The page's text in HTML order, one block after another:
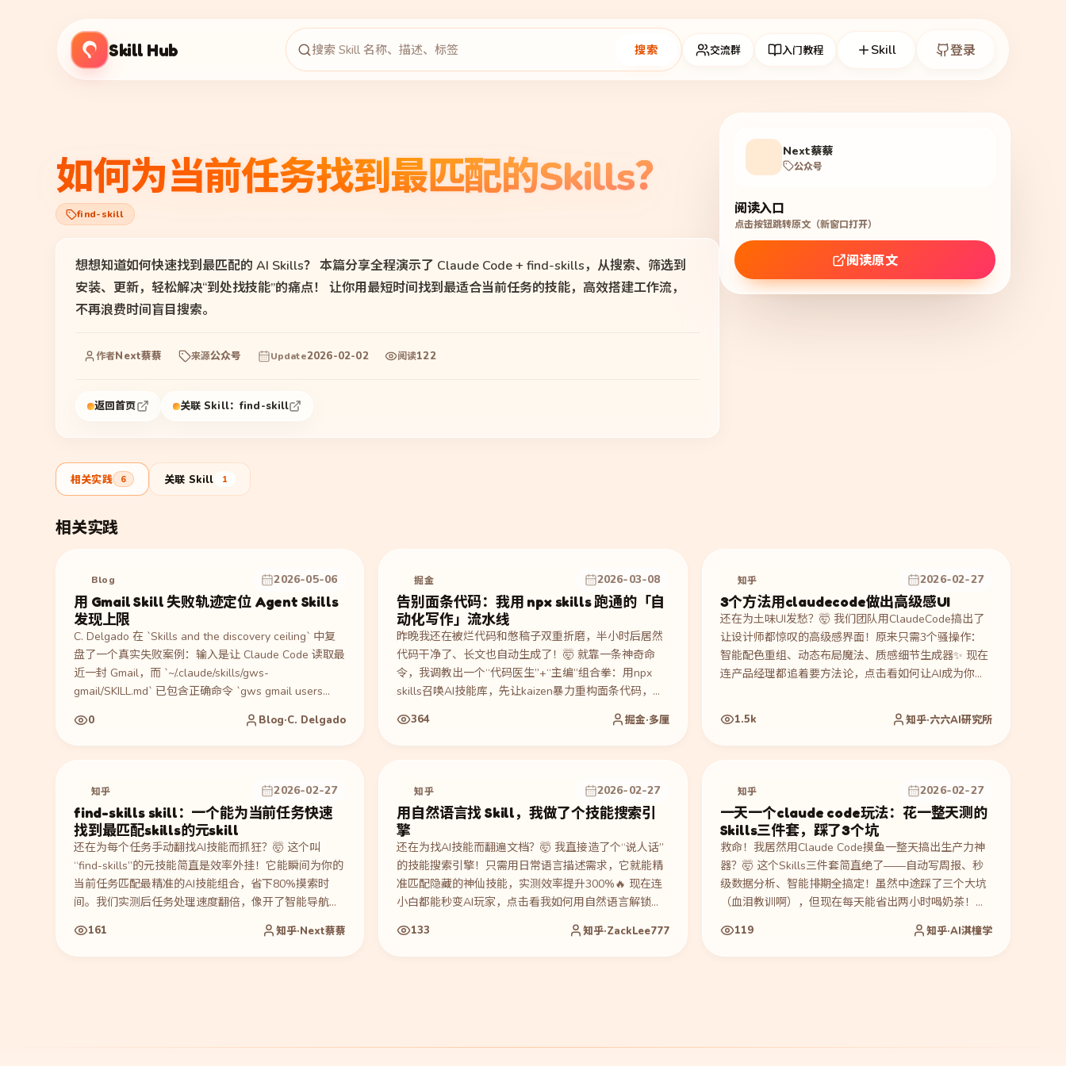
Skill Hub 搜索 交流群 入门教程 Skill 登录
如何为当前任务找到最匹配的Skills？
find-skill
想想知道如何快速找到最匹配的 AI Skills？ 本篇分享全程演示了 Claude Code + find-skills，从搜索、筛选到
安装、更新，轻松解决“到处找技能”的痛点！ 让你用最短时间找到最适合当前任务的技能，高效搭建工作流，
不再浪费时间盲目搜索。
作者Next蔡蔡 来源公众号 Update2026-02-02 阅读122
返回首页 关联 Skill：find-skill
Next蔡蔡
公众号
阅读入口
点击按钮跳转原文（新窗口打开）
阅读原文
相关实践 6 关联 Skill 1
相关实践
Blog 2026-05-06
用 Gmail Skill 失败轨迹定位 Agent Skills
发现上限
C. Delgado 在 `Skills and the discovery ceiling` 中复
盘了一个真实失败案例：输入是让 Claude Code 读取最
近一封 Gmail，而 `~/.claude/skills/gws-
gmail/SKILL.md` 已包含正确命令 `gws gmail users
'{"userId":"me","maxResults":1}'`。执行过程里，Agent
没有读取该 Skill，而是连续跑 `gws --help`、误走未配
置的内置 Gmail connector，并幻觉不存在的 `--last-
email` flag。作者随后分析 available_skills 的 250 字
符描述截断、1% context window / 8000 字符预算、
95 个 gws skills 导致的索引稀释，并测试 hook 检索注
入：daemon 能返回正确 gws-gmail 片段，模型也能复
述注入文本，但仍继续走错误路径。产物是可复现的
failure trace、预算计算和 wrapper-authority 根因；验
证来自命令轨迹、context inspector token 读数、hook
daemon/curl 输出和多轮复测。适合参考如何评估 find-
skill / skill routing 的真实召回问题。
0 Blog·C. Delgado
掘金 2026-03-08
告别面条代码：我用 npx skills 跑通的「自
动化写作」流水线
昨晚我还在被烂代码和憋稿子双重折磨，半小时后居然
代码干净了、长文也自动生成了！🤯 就靠一条神奇命
令，我调教出一个“代码医生”+“主编”组合拳：用npx
skills召唤AI技能库，先让kaizen暴力重构面条代码，再
捏个专属编辑器把过程变成精致长文。现在写技术博客
就像点外卖一样简单，这套自动化流水线真的爽飞了！
🚀
364 掘金·多厘
知乎 2026-02-27
3个方法用claudecode做出高级感UI
还在为土味UI发愁？🤯 我们团队用ClaudeCode搞出了
让设计师都惊叹的高级感界面！原来只需3个骚操作：
智能配色重组、动态布局魔法、质感细节生成器✨ 现在
连产品经理都追着要方法论，点击看如何让AI成为你的
1.5k 知乎·六六AI研究所
知乎 2026-02-27
find-skills skill：一个能为当前任务快速
找到最匹配skills的元skill
还在为每个任务手动翻找AI技能而抓狂？🤯 这个叫
“find-skills”的元技能简直是效率外挂！它能瞬间为你的
当前任务匹配最精准的AI技能组合，省下80%摸索时
间。我们实测后任务处理速度翻倍，像开了智能导航一
样爽！🚀 想知道怎么一键解锁所有隐藏能力？点进来抄
作业！
161 知乎·Next蔡蔡
知乎 2026-02-27
用自然语言找 Skill，我做了个技能搜索引
擎
还在为找AI技能而翻遍文档？🤯 我直接造了个“说人话”
的技能搜索引擎！只需用日常语言描述需求，它就能精
准匹配隐藏的神仙技能，实测效率提升300%🔥 现在连
小白都能秒变AI玩家，点击看我如何用自然语言解锁黑
133 知乎·ZackLee777
知乎 2026-02-27
一天一个claude code玩法：花一整天测的
Skills三件套，踩了3个坑
救命！我居然用Claude Code摸鱼一整天搞出生产力神
器？🤯 这个Skills三件套简直绝了——自动写周报、秒
级数据分析、智能排期全搞定！虽然中途踩了三个大坑
（血泪教训啊），但现在每天能省出两小时喝奶茶！🥤
代码小白也能照抄，速来围观翻车实录和终极解决方
案！
119 知乎·AI淇橦学